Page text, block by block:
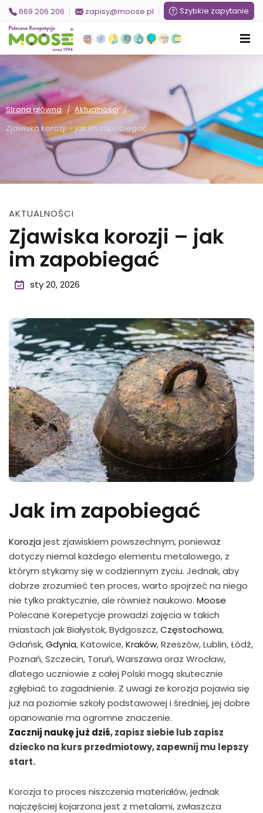
669 206 206 zapisy@moose.pl Szybkie zapytanie
Strona główna / Aktualności /
Zjawiska korozji – jak im zapobiegać
AKTUALNOŚCI
Zjawiska korozji – jak
im zapobiegać
sty 20, 2026
Jak im zapobiegać
Korozja jest zjawiskiem powszechnym, ponieważ
dotyczy niemal każdego elementu metalowego, z
którym stykamy się w codziennym życiu. Jednak, aby
dobrze zrozumieć ten proces, warto spojrzeć na niego
nie tylko praktycznie, ale również naukowo. Moose
Polecane Korepetycje prowadzi zajęcia w takich
miastach jak Białystok, Bydgoszcz,Częstochowa,
Gdańsk,Gdynia, Katowice,Kraków, Rzeszów, Lublin, Łódź,
Poznań, Szczecin, Toruń, Warszawa oraz Wrocław,
dlatego uczniowie z całej Polski mogą skutecznie
zgłębiać to zagadnienie. Z uwagi że korozja pojawia się
już na poziomie szkoły podstawowej i średniej, jej dobre
opanowanie ma ogromne znaczenie.
Zacznij naukę już dziś, zapisz siebie lub zapisz
dziecko na kurs przedmiotowy, zapewnij mu lepszy
start.
Korozja to proces niszczenia materiałów, jednak
najczęściej kojarzona jest z metalami, zwłaszcza